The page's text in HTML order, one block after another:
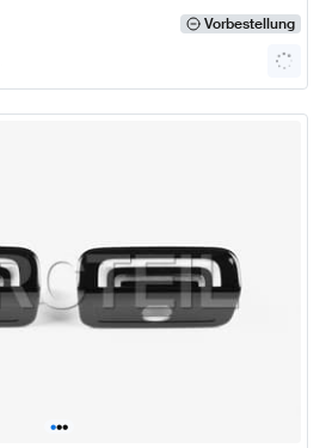
Vorbestellung
•••